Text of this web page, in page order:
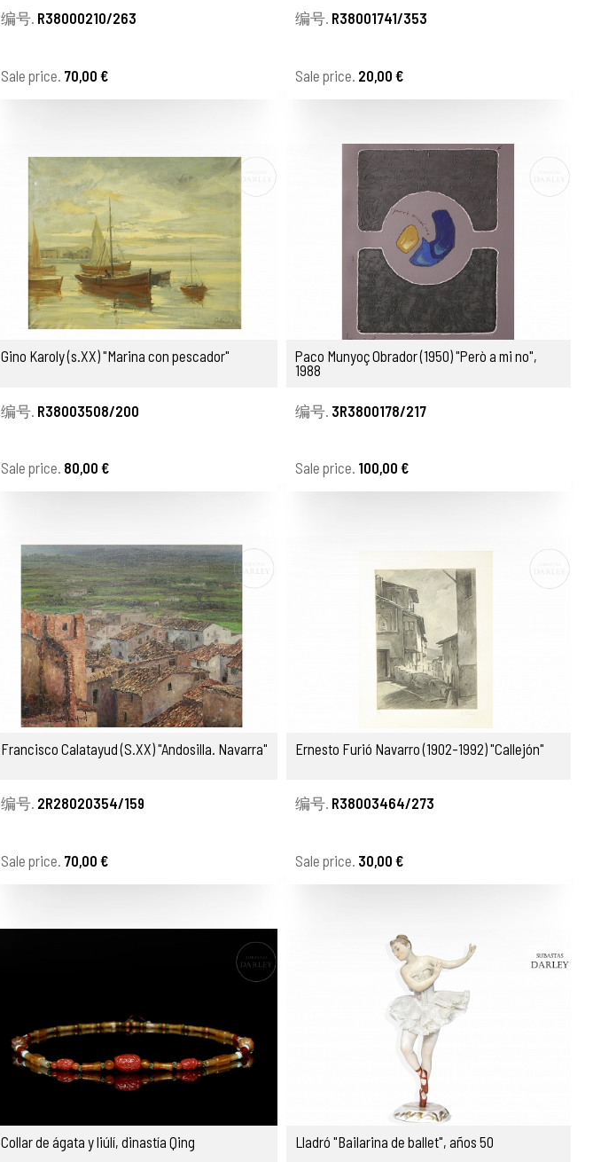
编号. R38000210/263
Sale price. 70,00 €
编号. R38001741/353
Sale price. 20,00 €
Gino Karoly (s.XX) "Marina con pescador"
编号. R38003508/200
Sale price. 80,00 €
Paco Munyoç Obrador (1950) "Però a mi no",
1988
编号. 3R3800178/217
Sale price. 100,00 €
Francisco Calatayud (S.XX) "Andosilla. Navarra"
编号. 2R28020354/159
Sale price. 70,00 €
Ernesto Furió Navarro (1902-1992) "Callejón"
编号. R38003464/273
Sale price. 30,00 €
Collar de ágata y liúlí, dinastía Qing Lladró "Bailarina de ballet", años 50